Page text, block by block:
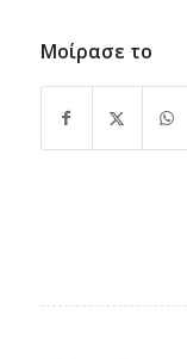
Μοίρασε το